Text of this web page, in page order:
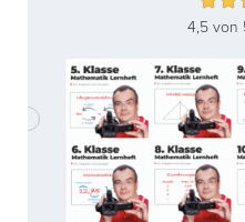
4,5 von